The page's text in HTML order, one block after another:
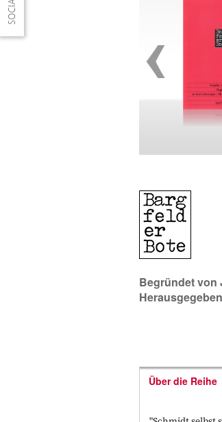
Begründet von
Über die Reihe